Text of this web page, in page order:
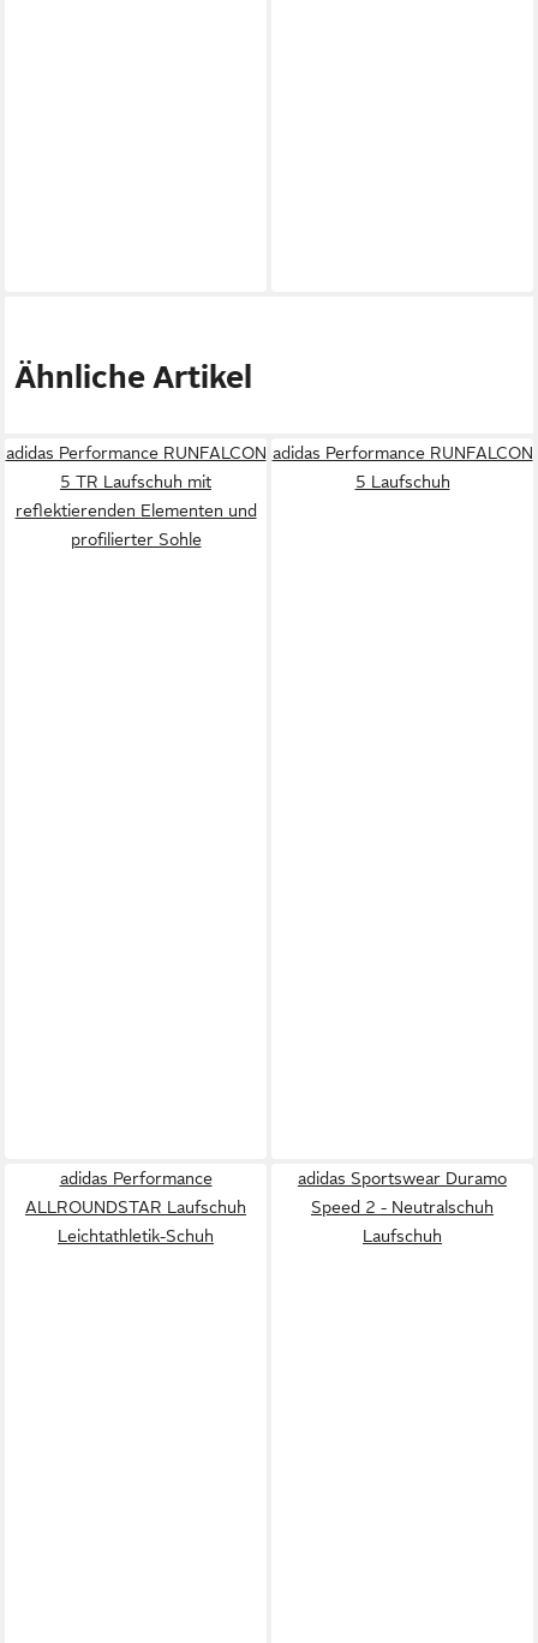
Ähnliche Artikel
adidas Performance RUNFALCON
5 TR Laufschuh mit
reflektierenden Elementen und
profilierter Sohle
adidas Performance RUNFALCON
5 Laufschuh
adidas Performance
ALLROUNDSTAR Laufschuh
Leichtathletik-Schuh
adidas Sportswear Duramo
Speed 2 - Neutralschuh
Laufschuh